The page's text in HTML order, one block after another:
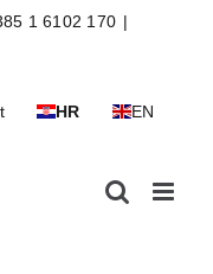
1 6102 170 |
HR EN